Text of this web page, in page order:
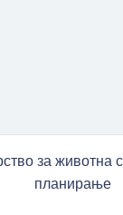
за животна
планирање